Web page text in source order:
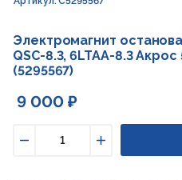
Электромагнит
QSC-8.3, 6LTAA-8.3
(5295567)
9 000 ₽
Увеличить